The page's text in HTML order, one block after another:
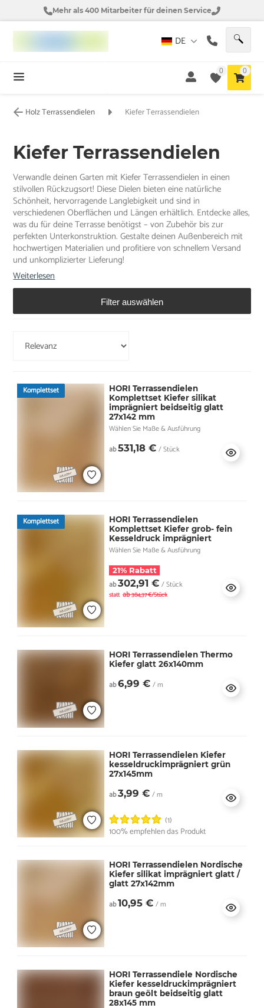
Mehr als 400 Mitarbeiter für deinen Service
DE
0 0
Holz Terrassendielen Kiefer Terrassendielen
Kiefer Terrassendielen
Verwandle deinen Garten mit Kiefer Terrassendielen in einen
stilvollen Rückzugsort! Diese Dielen bieten eine natürliche
Schönheit, hervorragende Langlebigkeit und sind in
verschiedenen Oberflächen und Längen erhältlich. Entdecke alles,
was du für deine Terrasse benötigst – von Zubehör bis zur
perfekten Unterkonstruktion. Gestalte deinen Außenbereich mit
hochwertigen Materialien und profitiere von schnellem Versand
und unkomplizierter Lieferung!
Weiterlesen
Filter auswählen
Komplettset
HORI Terrassendielen
Komplettset Kiefer silikat
imprägniert beidseitig glatt
27x142 mm
Wählen Sie Maße & Ausführung
ab531,18 € / Stück
Komplettset
HORI Terrassendielen
Komplettset Kiefer grob- fein
Kesseldruck imprägniert
Wählen Sie Maße & Ausführung
21% Rabatt
ab302,91 € / Stück
statt ab384,37 €/Stück
HORI Terrassendielen Thermo
Kiefer glatt 26x140mm
ab6,99 € / m
HORI Terrassendielen Kiefer
kesseldruckimprägniert grün
27x145mm
ab3,99 € / m
(1)
100% empfehlen das Produkt
HORI Terrassendielen Nordische
Kiefer silikat imprägniert glatt /
glatt 27x142mm
ab10,95 € / m
HORI Terrassendiele Nordische
Kiefer kesseldruckimprägniert
braun geölt beidseitig glatt
28x145 mm